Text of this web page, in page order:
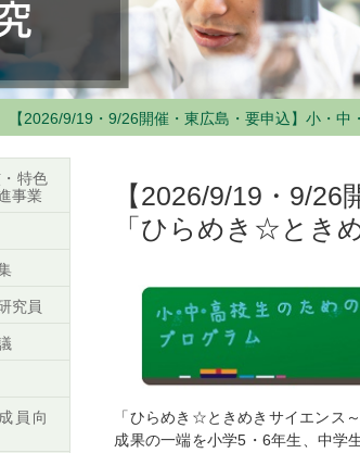
【2026/9/19・9/26開催・東広島・要申込】小・
【2026/9/19・9/
「ひらめき☆とき
「ひらめき☆ときめきサイエンス
成果の一端を小学5・6年生、中学
特色
事業
究員
員向